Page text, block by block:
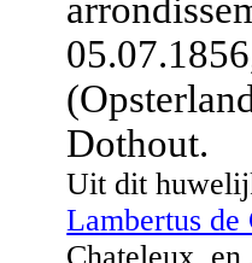
Dothout.
Uit dit
Lambertus de